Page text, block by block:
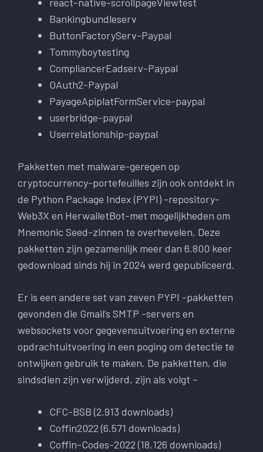
Bankingbundleserv
ButtonFactoryServ-Paypal
Tommyboytesting
CompliancerEadserv-Paypal
OAuth2-Paypal
PayageApiplatFormService-paypal
userbridge-paypal
Userrelationship-paypal
Pakketten met malware-geregen op
cryptocurrency-portefeuilles zijn ook ontdekt in
de Python Package Index (PYPI) -repository-
Web3X en HerwalletBot-met mogelijkheden om
Mnemonic Seed-zinnen te overhevelen. Deze
pakketten zijn gezamenlijk meer dan 6.800 keer
gedownload sinds hij in 2024 werd gepubliceerd.
Er is een andere set van zeven PYPI -pakketten
gevonden die Gmail’s SMTP -servers en
websockets voor gegevensuitvoering en externe
opdrachtuitvoering in een poging om detectie te
ontwijken gebruik te maken. De pakketten, die
sindsdien zijn verwijderd, zijn als volgt –
CFC-BSB (2.913 downloads)
Coffin2022 (6.571 downloads)
Coffin-Codes-2022 (18,126 downloads)